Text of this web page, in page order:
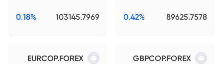
89625.7578
0.42%
103145.7969
0.18%
GBPCOP.FOREX
EURCOP.FOREX